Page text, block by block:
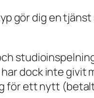
gör dig en
dock inte givit
för ett nytt